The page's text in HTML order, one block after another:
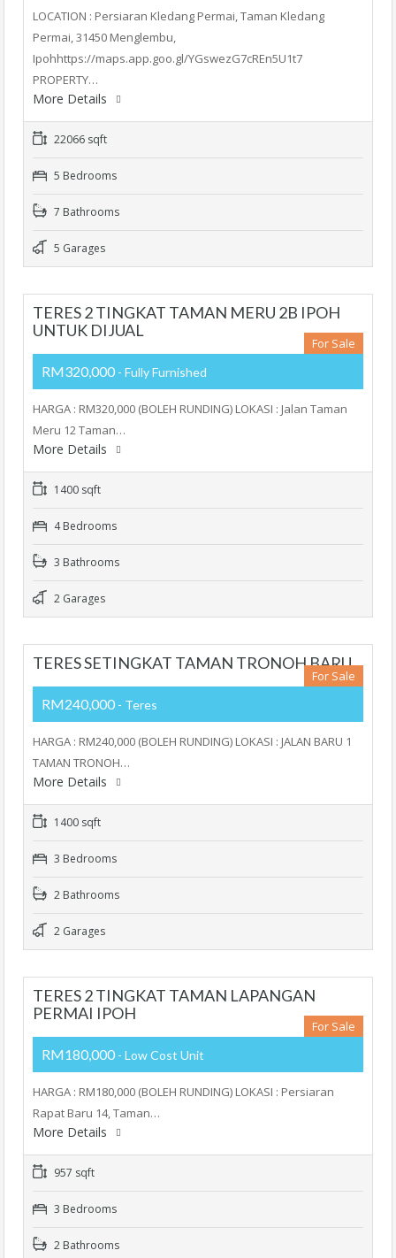
LOCATION : Persiaran Kledang Permai, Taman Kledang
Permai, 31450 Menglembu,
Ipohhttps://maps.app.goo.gl/YGswezG7cREn5U1t7
PROPERTY…
More Details
22066 sqft
5 Bedrooms
7 Bathrooms
5 Garages
TERES 2 TINGKAT TAMAN MERU 2B IPOH
UNTUK DIJUAL
For Sale
RM320,000 - Fully Furnished
HARGA : RM320,000 (BOLEH RUNDING) LOKASI : Jalan Taman
Meru 12 Taman…
More Details
1400 sqft
4 Bedrooms
3 Bathrooms
2 Garages
TERES SETINGKAT TAMAN TRONOH BARU
For Sale
RM240,000 - Teres
HARGA : RM240,000 (BOLEH RUNDING) LOKASI : JALAN BARU 1
TAMAN TRONOH…
More Details
1400 sqft
3 Bedrooms
2 Bathrooms
2 Garages
TERES 2 TINGKAT TAMAN LAPANGAN
PERMAI IPOH
For Sale
RM180,000 - Low Cost Unit
HARGA : RM180,000 (BOLEH RUNDING) LOKASI : Persiaran
Rapat Baru 14, Taman…
More Details
957 sqft
3 Bedrooms
2 Bathrooms